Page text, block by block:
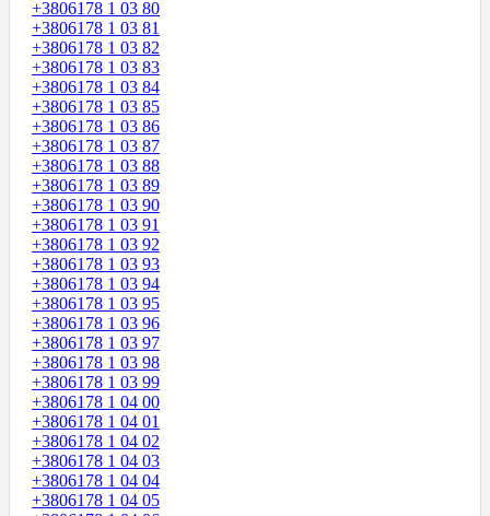
+3806178 1 03 80
+3806178 1 03 81
+3806178 1 03 82
+3806178 1 03 83
+3806178 1 03 84
+3806178 1 03 85
+3806178 1 03 86
+3806178 1 03 87
+3806178 1 03 88
+3806178 1 03 89
+3806178 1 03 90
+3806178 1 03 91
+3806178 1 03 92
+3806178 1 03 93
+3806178 1 03 94
+3806178 1 03 95
+3806178 1 03 96
+3806178 1 03 97
+3806178 1 03 98
+3806178 1 03 99
+3806178 1 04 00
+3806178 1 04 01
+3806178 1 04 02
+3806178 1 04 03
+3806178 1 04 04
+3806178 1 04 05